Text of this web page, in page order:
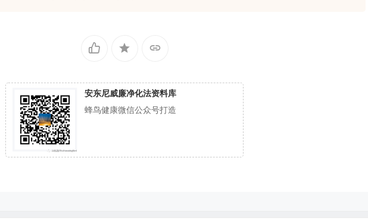
安东尼威廉净化法资料库
蜂鸟健康微信公众号打造